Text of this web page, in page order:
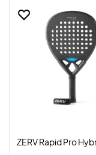
ZERV Rapid Pro